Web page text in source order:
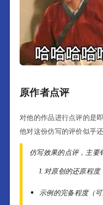
原作者点评
对他的作品进行点评的是
他对这份仿写的评价似乎
仿写效果的点评，主要
对原创的还原程度
示例的完备程度（可